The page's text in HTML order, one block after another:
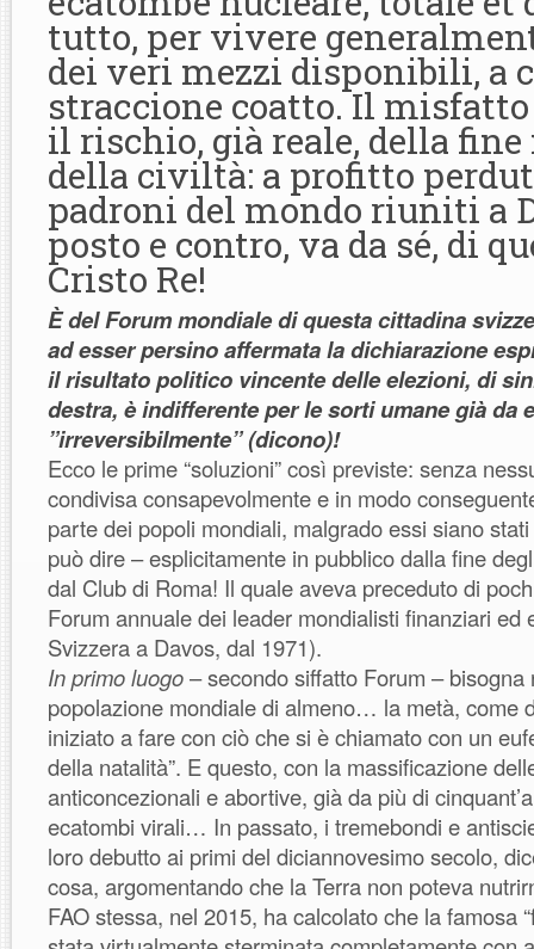
tutto, per vivere
dei veri mezzi disponibili, a
straccione coatto. Il
il rischio, già reale, della fine
della civiltà: a profitto
padroni del mondo riuniti a
posto e contro, va da sé, di
Cristo Re!
È del Forum mondiale di questa cittadina
ad esser persino affermata la dichiarazione
il risultato politico vincente delle elezioni, di
destra, è indifferente per le sorti umane già da
”irreversibilmente” (dicono)!
Ecco le prime “soluzioni” così previste: senza
condivisa consapevolmente e in modo
parte dei popoli mondiali, malgrado essi siano
può dire – esplicitamente in pubblico dalla fine
dal Club di Roma! Il quale aveva preceduto di
Forum annuale dei leader mondialisti finanziari ed
Svizzera a Davos, dal 1971).
In primo luogo– secondo siffatto Forum – bisogna
popolazione mondiale di almeno… la metà, come
iniziato a fare con ciò che si è chiamato con un
della natalità”. E questo, con la massificazione
anticoncezionali e abortive, già da più di
ecatombi virali… In passato, i tremebondi e
loro debutto ai primi del diciannovesimo secolo,
cosa, argomentando che la Terra non poteva
FAO stessa, nel 2015, ha calcolato che la famosa